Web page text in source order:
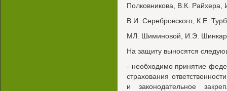
Полковникова, В.К. Райхера,
В.И. Серебровского, К.Е.
МЛ. Шиминовой, И.Э.
На защиту выносятся
- необходимо принятие
страхования
и законодательное